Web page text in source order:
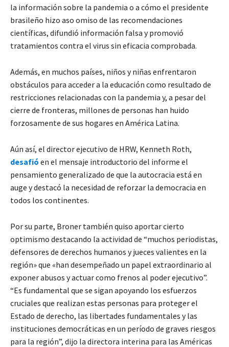
la información sobre la pandemia o a cómo el presidente
brasileño hizo aso omiso de las recomendaciones
científicas, difundió información falsa y promovió
tratamientos contra el virus sin eficacia comprobada.
Además, en muchos países, niños y niñas enfrentaron
obstáculos para acceder a la educación como resultado de
restricciones relacionadas con la pandemia y, a pesar del
cierre de fronteras, millones de personas han huido
forzosamente de sus hogares en América Latina.
Aún así, el director ejecutivo de HRW, Kenneth Roth,
desafió en el mensaje introductorio del informe el
pensamiento generalizado de que la autocracia está en
auge y destacó la necesidad de reforzar la democracia en
todos los continentes.
Por su parte, Broner también quiso aportar cierto
optimismo destacando la actividad de “muchos periodistas,
defensores de derechos humanos y jueces valientes en la
región» que «han desempeñado un papel extraordinario al
exponer abusos y actuar como frenos al poder ejecutivo”.
“Es fundamental que se sigan apoyando los esfuerzos
cruciales que realizan estas personas para proteger el
Estado de derecho, las libertades fundamentales y las
instituciones democráticas en un período de graves riesgos
para la región”, dijo la directora interina para las Américas